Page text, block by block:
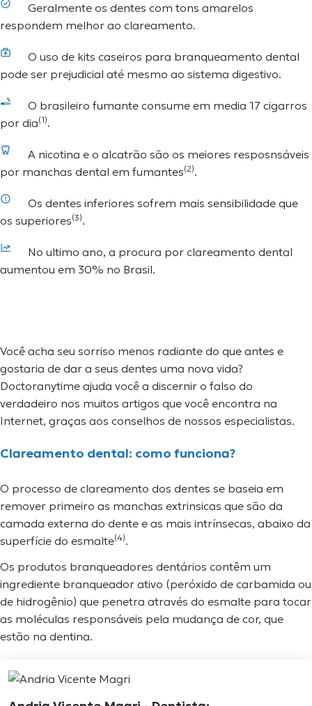
Geralmente os dentes com tons amarelos
respondem melhor ao clareamento.
O uso de kits caseiros para branqueamento dental
pode ser prejudicial até mesmo ao sistema digestivo.
O brasileiro fumante consume em media 17 cigarros
por dia(1).
A nicotina e o alcatrão são os meiores resposnsáveis
por manchas dental em fumantes(2).
Os dentes inferiores sofrem mais sensibilidade que
os superiores(3).
No ultimo ano, a procura por clareamento dental
aumentou em 30% no Brasil.
Você acha seu sorriso menos radiante do que antes e
gostaria de dar a seus dentes uma nova vida?
Doctoranytime ajuda você a discernir o falso do
verdadeiro nos muitos artigos que você encontra na
Internet, graças aos conselhos de nossos especialistas.
Clareamento dental: como funciona?
O processo de clareamento dos dentes se baseia em
remover primeiro as manchas extrinsicas que são da
camada externa do dente e as mais intrínsecas, abaixo da
superfície do esmalte(4).
Os produtos branqueadores dentários contêm um
ingrediente branqueador ativo (peróxido de carbamida ou
de hidrogênio) que penetra através do esmalte para tocar
as moléculas responsáveis pela mudança de cor, que
estão na dentina.